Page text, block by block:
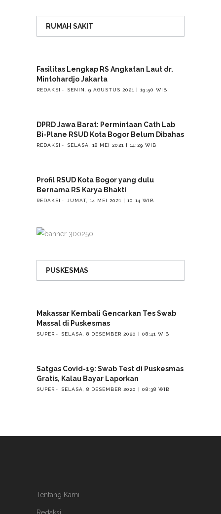
RUMAH SAKIT
Fasilitas Lengkap RS Angkatan Laut dr.
Mintohardjo Jakarta
REDAKSI SENIN, 9 AGUSTUS 2021 | 19:50 WIB
DPRD Jawa Barat: Permintaan Cath Lab
Bi-Plane RSUD Kota Bogor Belum Dibahas
REDAKSI SELASA, 18 MEI 2021 | 14:29 WIB
Profil RSUD Kota Bogor yang dulu
Bernama RS Karya Bhakti
REDAKSI JUMAT, 14 MEI 2021 | 10:14 WIB
PUSKESMAS
Makassar Kembali Gencarkan Tes Swab
Massal di Puskesmas
SUPER SELASA, 8 DESEMBER 2020 | 08:41 WIB
Satgas Covid-19: Swab Test di Puskesmas
Gratis, Kalau Bayar Laporkan
SUPER SELASA, 8 DESEMBER 2020 | 08:38 WIB
Tentang Kami